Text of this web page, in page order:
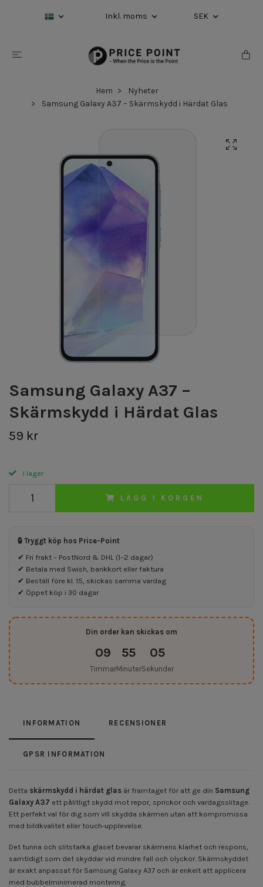
Inkl. moms SEK
Hem
Nyheter
Samsung Galaxy A37 – Skärmskydd i Härdat Glas
Samsung Galaxy A37 –
Skärmskydd i Härdat Glas
59 kr
I lager
LÄGG I KORGEN
🔒 Tryggt köp hos Price-Point
✔ Fri frakt – PostNord & DHL (1–2 dagar)
✔ Betala med Swish, bankkort eller faktura
✔ Beställ före kl. 15, skickas samma vardag
✔ Öppet köp i 30 dagar
Din order kan skickas om
09
Timmar
55
Minuter
05
Sekunder
INFORMATION RECENSIONER
GPSR INFORMATION
Detta skärmskydd i härdat glas är framtaget för att ge din Samsung
Galaxy A37 ett pålitligt skydd mot repor, sprickor och vardagsslitage.
Ett perfekt val för dig som vill skydda skärmen utan att kompromissa
med bildkvalitet eller touch-upplevelse.
Det tunna och slitstarka glaset bevarar skärmens klarhet och respons,
samtidigt som det skyddar vid mindre fall och olyckor. Skärmskyddet
är exakt anpassat för Samsung Galaxy A37 och är enkelt att applicera
med bubbelminimerad montering.